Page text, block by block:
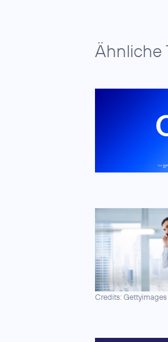
Ähnliche
Credits: Gettyimages